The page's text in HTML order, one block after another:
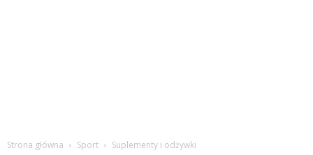
Strona główna Sport Suplementy i odżywki